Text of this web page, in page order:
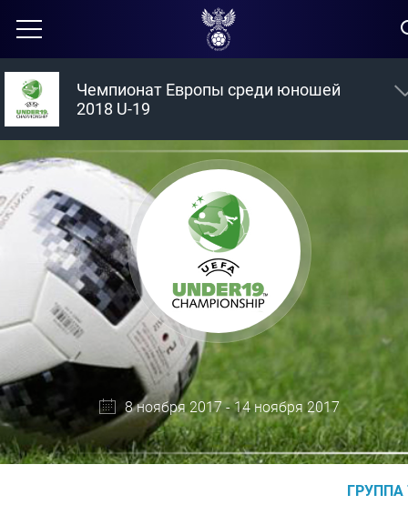
Чемпионат Европы среди юношей
2018 U-19
8 ноября 2017 - 14 ноября 2017
ГРУППА